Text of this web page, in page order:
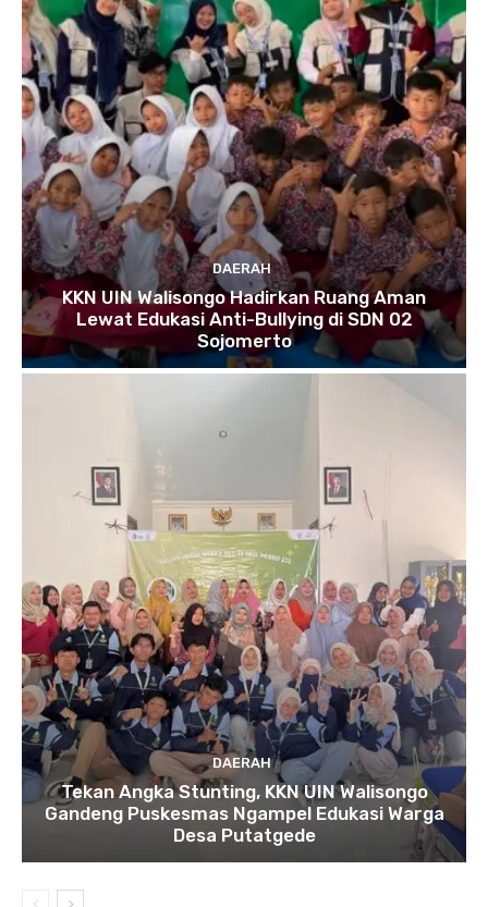
DAERAH
KKN UIN Walisongo Hadirkan Ruang Aman
Lewat Edukasi Anti-Bullying di SDN 02
Sojomerto
DAERAH
Tekan Angka Stunting, KKN UIN Walisongo
Gandeng Puskesmas Ngampel Edukasi Warga
Desa Putatgede